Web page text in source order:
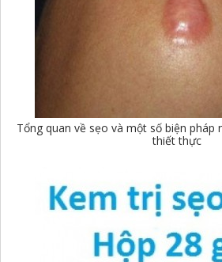
Tổng quan về sẹo và một số biện pháp
thiết thực